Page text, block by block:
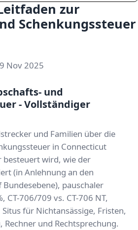
zur
Schenkungssteuer
Nov 2025
und
- Vollständiger
und Familien über die
in Connecticut
besteuert wird, wie der
(in Anlehnung an den
pauschaler
CT-706/709 vs. CT-706 NT,
für Nichtansässige, Fristen,
Rechner und Rechtsprechung.